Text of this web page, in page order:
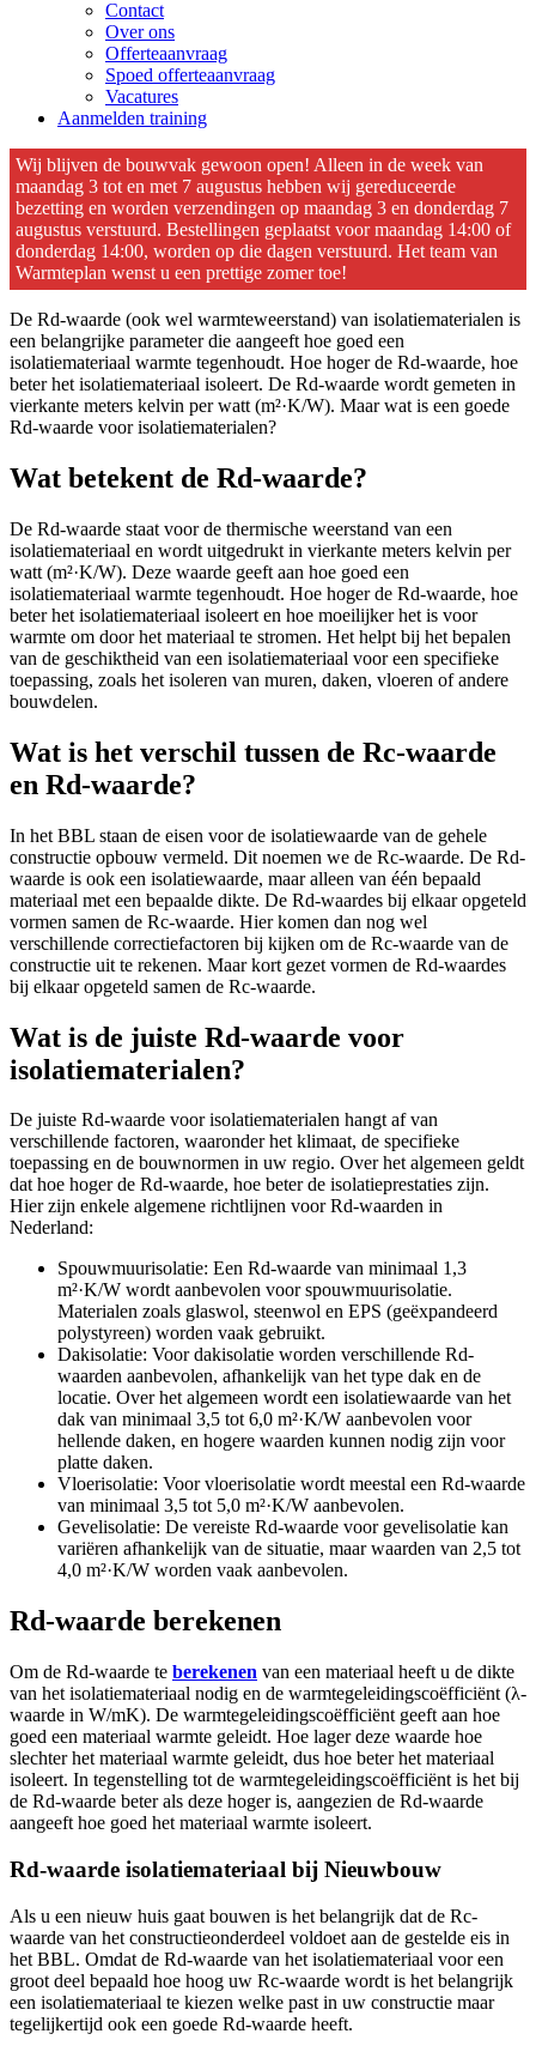
Contact
Over ons
Offerteaanvraag
Spoed offerteaanvraag
Vacatures
Aanmelden training
Wij blijven de bouwvak gewoon open! Alleen in de week van
maandag 3 tot en met 7 augustus hebben wij gereduceerde
bezetting en worden verzendingen op maandag 3 en donderdag 7
augustus verstuurd. Bestellingen geplaatst voor maandag 14:00 of
donderdag 14:00, worden op die dagen verstuurd. Het team van
Warmteplan wenst u een prettige zomer toe!
De Rd-waarde (ook wel warmteweerstand) van isolatiematerialen is
een belangrijke parameter die aangeeft hoe goed een
isolatiemateriaal warmte tegenhoudt. Hoe hoger de Rd-waarde, hoe
beter het isolatiemateriaal isoleert. De Rd-waarde wordt gemeten in
vierkante meters kelvin per watt (m²·K/W). Maar wat is een goede
Rd-waarde voor isolatiematerialen?
Wat betekent de Rd-waarde?
De Rd-waarde staat voor de thermische weerstand van een
isolatiemateriaal en wordt uitgedrukt in vierkante meters kelvin per
watt (m²·K/W). Deze waarde geeft aan hoe goed een
isolatiemateriaal warmte tegenhoudt. Hoe hoger de Rd-waarde, hoe
beter het isolatiemateriaal isoleert en hoe moeilijker het is voor
warmte om door het materiaal te stromen. Het helpt bij het bepalen
van de geschiktheid van een isolatiemateriaal voor een specifieke
toepassing, zoals het isoleren van muren, daken, vloeren of andere
bouwdelen.
Wat is het verschil tussen de Rc-waarde
en Rd-waarde?
In het BBL staan de eisen voor de isolatiewaarde van de gehele
constructie opbouw vermeld. Dit noemen we de Rc-waarde. De Rd-
waarde is ook een isolatiewaarde, maar alleen van één bepaald
materiaal met een bepaalde dikte. De Rd-waardes bij elkaar opgeteld
vormen samen de Rc-waarde. Hier komen dan nog wel
verschillende correctiefactoren bij kijken om de Rc-waarde van de
constructie uit te rekenen. Maar kort gezet vormen de Rd-waardes
bij elkaar opgeteld samen de Rc-waarde.
Wat is de juiste Rd-waarde voor
isolatiematerialen?
De juiste Rd-waarde voor isolatiematerialen hangt af van
verschillende factoren, waaronder het klimaat, de specifieke
toepassing en de bouwnormen in uw regio. Over het algemeen geldt
dat hoe hoger de Rd-waarde, hoe beter de isolatieprestaties zijn.
Hier zijn enkele algemene richtlijnen voor Rd-waarden in
Nederland:
Spouwmuurisolatie: Een Rd-waarde van minimaal 1,3
m²·K/W wordt aanbevolen voor spouwmuurisolatie.
Materialen zoals glaswol, steenwol en EPS (geëxpandeerd
polystyreen) worden vaak gebruikt.
Dakisolatie: Voor dakisolatie worden verschillende Rd-
waarden aanbevolen, afhankelijk van het type dak en de
locatie. Over het algemeen wordt een isolatiewaarde van het
dak van minimaal 3,5 tot 6,0 m²·K/W aanbevolen voor
hellende daken, en hogere waarden kunnen nodig zijn voor
platte daken.
Vloerisolatie: Voor vloerisolatie wordt meestal een Rd-waarde
van minimaal 3,5 tot 5,0 m²·K/W aanbevolen.
Gevelisolatie: De vereiste Rd-waarde voor gevelisolatie kan
variëren afhankelijk van de situatie, maar waarden van 2,5 tot
4,0 m²·K/W worden vaak aanbevolen.
Rd-waarde berekenen
Om de Rd-waarde te berekenen van een materiaal heeft u de dikte
van het isolatiemateriaal nodig en de warmtegeleidingscoëfficiënt (λ-
waarde in W/mK). De warmtegeleidingscoëfficiënt geeft aan hoe
goed een materiaal warmte geleidt. Hoe lager deze waarde hoe
slechter het materiaal warmte geleidt, dus hoe beter het materiaal
isoleert. In tegenstelling tot de warmtegeleidingscoëfficiënt is het bij
de Rd-waarde beter als deze hoger is, aangezien de Rd-waarde
aangeeft hoe goed het materiaal warmte isoleert.
Rd-waarde isolatiemateriaal bij Nieuwbouw
Als u een nieuw huis gaat bouwen is het belangrijk dat de Rc-
waarde van het constructieonderdeel voldoet aan de gestelde eis in
het BBL. Omdat de Rd-waarde van het isolatiemateriaal voor een
groot deel bepaald hoe hoog uw Rc-waarde wordt is het belangrijk
een isolatiemateriaal te kiezen welke past in uw constructie maar
tegelijkertijd ook een goede Rd-waarde heeft.